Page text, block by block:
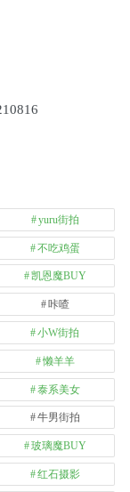
yuru街拍
不吃鸡蛋
凯恩魔BUY
咔喳
小W街拍
懒羊羊
泰系美女
牛男街拍
玻璃魔BUY
红石摄影